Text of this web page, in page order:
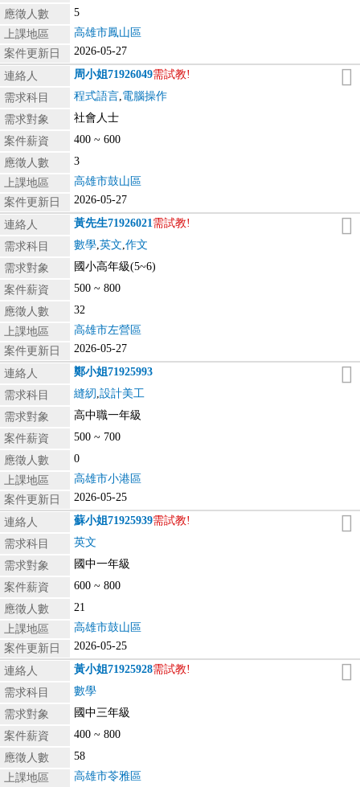
應徵人數
5
上課地區
高雄市鳳山區
案件更新日
2026-05-27
連絡人 周小姐71926049需試教!
需求科目
程式語言,電腦操作
需求對象
社會人士
案件薪資
400 ~ 600
應徵人數
3
上課地區
高雄市鼓山區
案件更新日
2026-05-27
連絡人 黃先生71926021需試教!
需求科目
數學,英文,作文
需求對象
國小高年級(5~6)
案件薪資
500 ~ 800
應徵人數
32
上課地區
高雄市左營區
案件更新日
2026-05-27
連絡人 鄭小姐71925993
需求科目
縫紉 ,設計美工
需求對象
高中職一年級
案件薪資
500 ~ 700
應徵人數
0
上課地區
高雄市小港區
案件更新日
2026-05-25
連絡人 蘇小姐71925939需試教!
需求科目
英文
需求對象
國中一年級
案件薪資
600 ~ 800
應徵人數
21
上課地區
高雄市鼓山區
案件更新日
2026-05-25
連絡人 黃小姐71925928需試教!
需求科目
數學
需求對象
國中三年級
案件薪資
400 ~ 800
應徵人數
58
上課地區
高雄市苓雅區